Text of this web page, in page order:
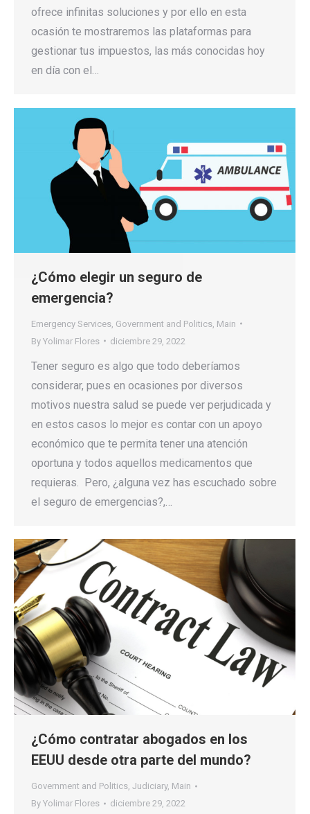
ofrece infinitas soluciones y por ello en esta
ocasión te mostraremos las plataformas para
gestionar tus impuestos, las más conocidas hoy
en día con el…
¿Cómo elegir un seguro de
emergencia?
Emergency Services Government and Politics Main
By Yolimar Flores diciembre 29, 2022
Tener seguro es algo que todo deberíamos
considerar, pues en ocasiones por diversos
motivos nuestra salud se puede ver perjudicada y
en estos casos lo mejor es contar con un apoyo
económico que te permita tener una atención
oportuna y todos aquellos medicamentos que
requieras. Pero, ¿alguna vez has escuchado sobre
el seguro de emergencias?,…
¿Cómo contratar abogados en los
EEUU desde otra parte del mundo?
Government and Politics, Judiciary, Main
By Yolimar Flores diciembre 29, 2022